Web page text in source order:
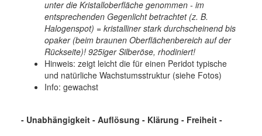
unter die Kristalloberfläche genommen - im
entsprechenden Gegenlicht betrachtet (z. B.
Halogenspot) = kristalliner stark durchscheinend bis
opaker (beim braunen Oberflächenbereich auf der
Rückseite)! 925iger Silberöse, rhodiniert!
Hinweis: zeigt leicht die für einen Peridot typische
und natürliche Wachstumsstruktur (siehe Fotos)
Info: gewachst
- Unabhängigkeit - Auflösung - Klärung - Freiheit -